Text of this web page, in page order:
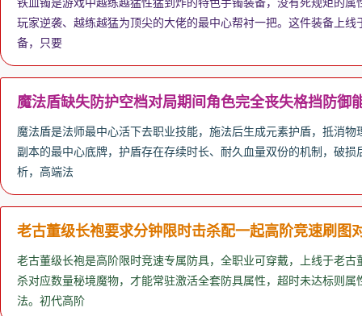
玩家逆袭、越练越猛为顶尖的大佬的最中心帮衬一把。这件装备上
备，只要
魔法盾缺失防护空档对局期间角色完全丧失格挡防御
魔法盾是法师最中心活下去职业技能，施法后生成元素护盾，抵消
副本的最中心底牌，护盾存在存续时长、耐久血量双份的机制，破
析，高端法
老古董级长袍要求分钟限时击杀配一起高阶竞速刷图
老古董级长袍是高阶限时竞速专属防具，全职业可穿戴，上线于老
杀对应数量秘境魔物，才能常驻激活全套防具属性，超时未达标则
法。初代高阶